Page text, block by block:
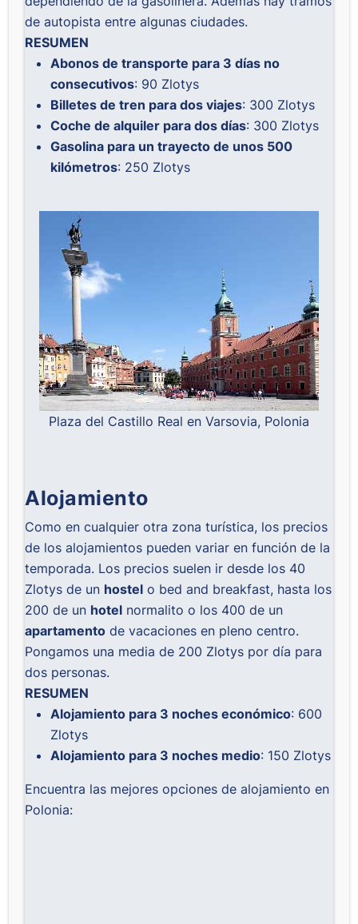
de autopista entre algunas ciudades.
RESUMEN
Abonos de transporte para 3 días no
consecutivos: 90 Zlotys
Billetes de tren para dos viajes: 300 Zlotys
Coche de alquiler para dos días: 300 Zlotys
Gasolina para un trayecto de unos 500
kilómetros: 250 Zlotys
Plaza del Castillo Real en Varsovia, Polonia
Alojamiento
Como en cualquier otra zona turística, los precios
de los alojamientos pueden variar en función de la
temporada. Los precios suelen ir desde los 40
Zlotys de un hostel o bed and breakfast, hasta los
200 de un hotel normalito o los 400 de un
apartamento de vacaciones en pleno centro.
Pongamos una media de 200 Zlotys por día para
dos personas.
RESUMEN
Alojamiento para 3 noches económico: 600
Zlotys
Alojamiento para 3 noches medio: 150 Zlotys
Encuentra las mejores opciones de alojamiento en
Polonia: